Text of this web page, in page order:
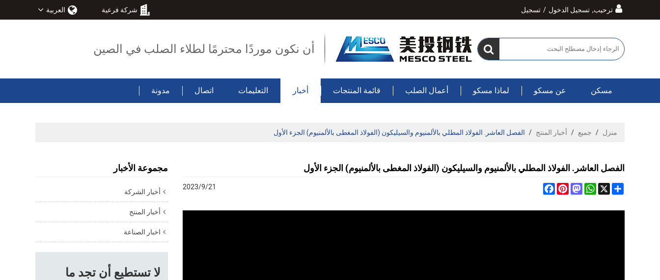
ترحيب, تسجيل الدخول / تسجيل شركة فرعية العربية
أن نكون موردًا محترمًا لطلاء الصلب في الصين
مسكن عن مسكو لماذا مسكو أعمال الصلب قائمة المنتجات أخبار التعليمات اتصال مدونة
منزل / جميع / أخبار المنتج / الفصل العاشر. الفولاذ المطلي بالألمنيوم والسيليكون (الفولاذ المغطى بالألمنيوم) الجزء الأول
مجموعة الأخبار
أخبار الشركة
أخبار المنتج
اخبار الصناعة
لا تستطيع أن تجد ما
الفصل العاشر. الفولاذ المطلي بالألمنيوم والسيليكون (الفولاذ المغطى بالألمنيوم) الجزء الأول
Share
FacebookPinterest
Mastodon
WhatsApp X
2023/9/21